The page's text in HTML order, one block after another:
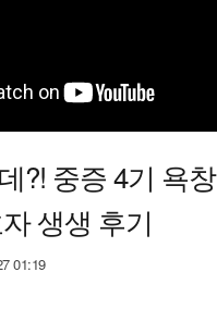
?! 중증 4기 욕창
생생 후기
01:19